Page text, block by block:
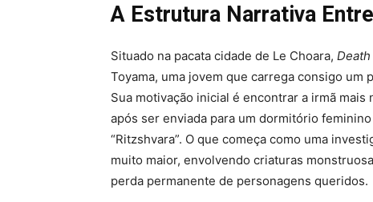
A Estrutura Narrativa
Situado na pacata cidade de Le Choara,
Toyama, uma jovem que carrega consigo um
Sua motivação inicial é encontrar a irmã
após ser enviada para um dormitório
“Ritzshvara”. O que começa como uma
muito maior, envolvendo criaturas
perda permanente de personagens queridos.